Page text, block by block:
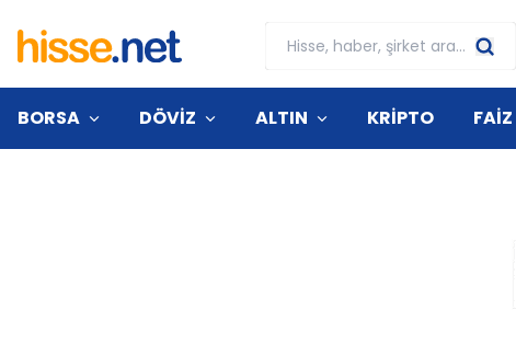
BORSA DÖVİZ ALTIN KRİPTO FAİZ